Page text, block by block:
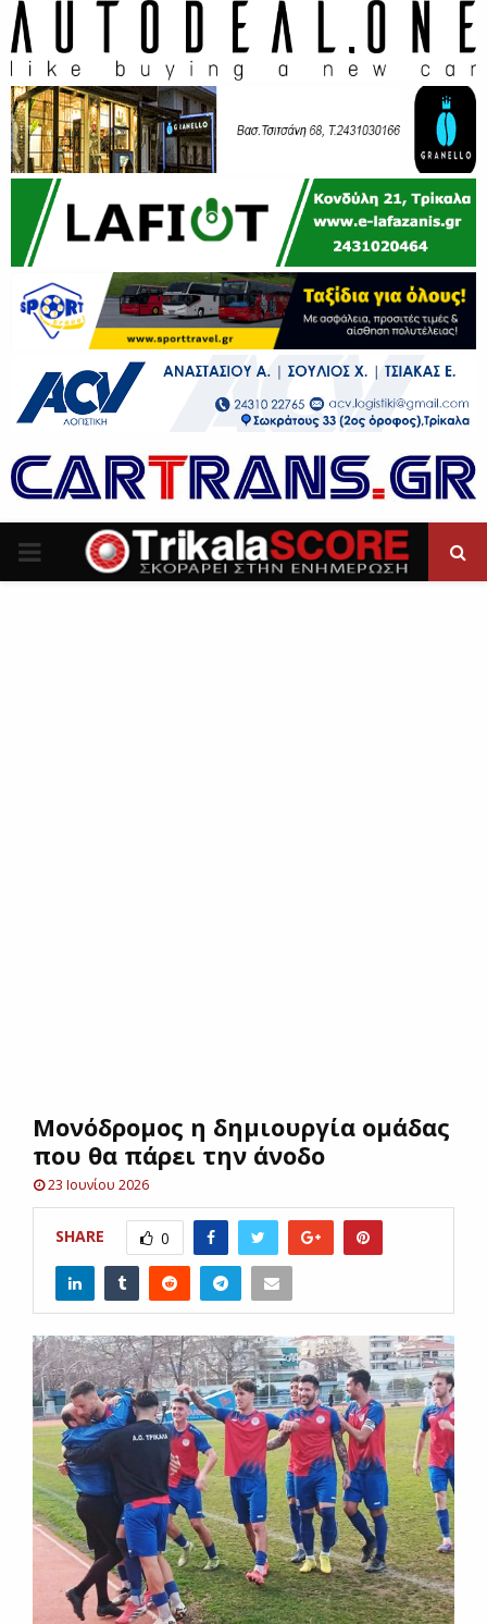
P
UΜονόδρομος η δημιουργία ομάδας
που θα πάρει την άνοδο
23 Ιουνίου 2026
SHARE 0